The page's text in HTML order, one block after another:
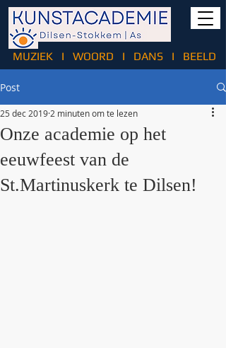
MUZIEK I WOORD I DANS I BEELD
Post
Onze academie op het
eeuwfeest van de
St.Martinuskerk te Dilsen!
25 dec 2019 2 minuten om te lezen